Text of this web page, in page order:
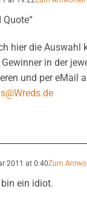
Quote“
hier die Auswahl
Gewinner in der
und per eMail
2011 at 0:40Zum
ein idiot.